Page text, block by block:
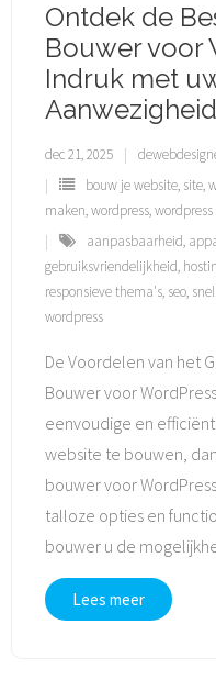
Ontdek de
Bouwer voor
Indruk met
dec 21, 2025
bouw je website, site,
maken,wordpress,
aanpasbaarheid,
gebruiksvriendelijkheid,
responsieve thema's, seo,
wordpress
De Voordelen van het
Bouwer voor
eenvoudige en
website te bouwen,
bouwer voor
talloze opties en
bouwer u de
Lees meer